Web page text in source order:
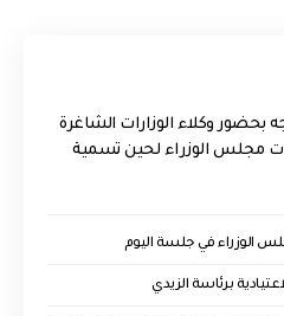
بحضور وكلاء الوزارات الشاغرة
مجلس الوزراء لحين تسمية
الوزراء في جلسة اليوم
برئاسة الزيدي